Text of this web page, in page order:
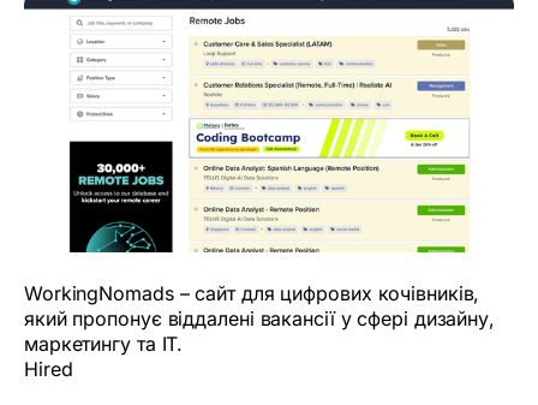
WorkingNomads – сайт для цифрових кочівників,
який пропонує віддалені вакансії у сфері дизайну,
маркетингу та IT.
Hired